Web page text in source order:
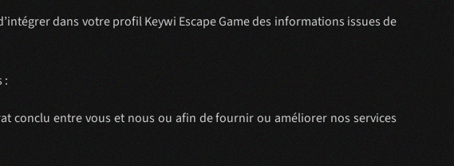
dans votre profil Keywi Escape Game des informations issues de
:
conclu entre vous et nous ou afin de fournir ou améliorer nos services